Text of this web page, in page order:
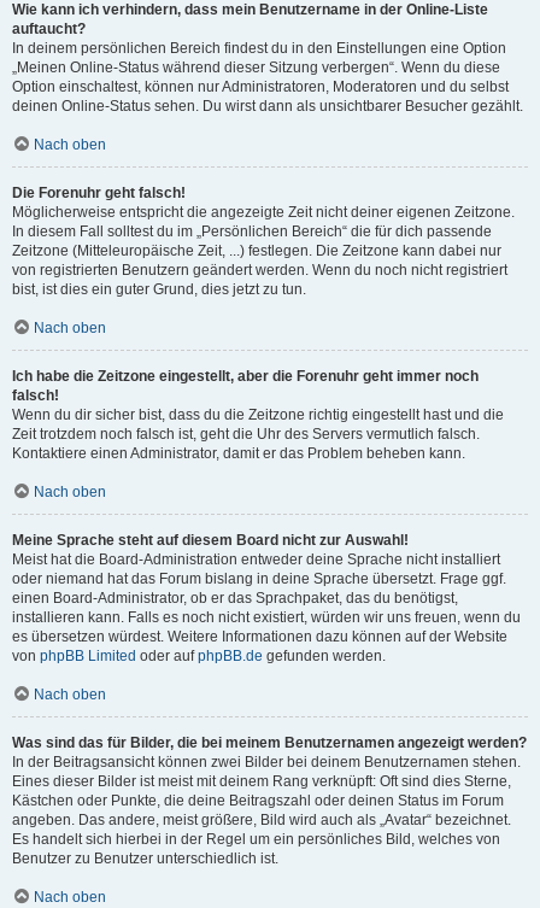
Wie kann ich verhindern, dass mein Benutzername in der Online-Liste
auftaucht?
In deinem persönlichen Bereich findest du in den Einstellungen eine Option
„Meinen Online-Status während dieser Sitzung verbergen“. Wenn du diese
Option einschaltest, können nur Administratoren, Moderatoren und du selbst
deinen Online-Status sehen. Du wirst dann als unsichtbarer Besucher gezählt.
Nach oben
Die Forenuhr geht falsch!
Möglicherweise entspricht die angezeigte Zeit nicht deiner eigenen Zeitzone.
In diesem Fall solltest du im „Persönlichen Bereich“ die für dich passende
Zeitzone (Mitteleuropäische Zeit, ...) festlegen. Die Zeitzone kann dabei nur
von registrierten Benutzern geändert werden. Wenn du noch nicht registriert
bist, ist dies ein guter Grund, dies jetzt zu tun.
Nach oben
Ich habe die Zeitzone eingestellt, aber die Forenuhr geht immer noch
falsch!
Wenn du dir sicher bist, dass du die Zeitzone richtig eingestellt hast und die
Zeit trotzdem noch falsch ist, geht die Uhr des Servers vermutlich falsch.
Kontaktiere einen Administrator, damit er das Problem beheben kann.
Nach oben
Meine Sprache steht auf diesem Board nicht zur Auswahl!
Meist hat die Board-Administration entweder deine Sprache nicht installiert
oder niemand hat das Forum bislang in deine Sprache übersetzt. Frage ggf.
einen Board-Administrator, ob er das Sprachpaket, das du benötigst,
installieren kann. Falls es noch nicht existiert, würden wir uns freuen, wenn du
es übersetzen würdest. Weitere Informationen dazu können auf der Website
von phpBB Limited oder aufphpBB.de gefunden werden.
Nach oben
Was sind das für Bilder, die bei meinem Benutzernamen angezeigt werden?
In der Beitragsansicht können zwei Bilder bei deinem Benutzernamen stehen.
Eines dieser Bilder ist meist mit deinem Rang verknüpft: Oft sind dies Sterne,
Kästchen oder Punkte, die deine Beitragszahl oder deinen Status im Forum
angeben. Das andere, meist größere, Bild wird auch als „Avatar“ bezeichnet.
Es handelt sich hierbei in der Regel um ein persönliches Bild, welches von
Benutzer zu Benutzer unterschiedlich ist.
Nach oben